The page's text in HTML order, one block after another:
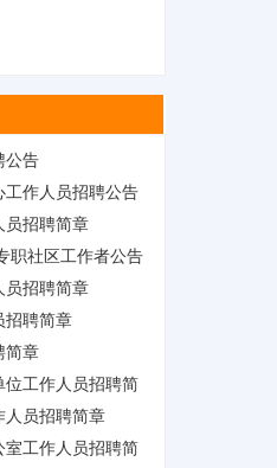
公告
工作人员招聘公告
员招聘简章
职社区工作者公告
员招聘简章
招聘简章
简章
位工作人员招聘简
人员招聘简章
室工作人员招聘简